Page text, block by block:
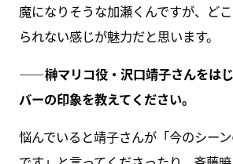
魔になりそうな加瀬くんですが、ど
られない感じが魅力だと思います。
――榊マリコ役・沢口靖子さんをは
バーの印象を教えてください。
悩んでいると靖子さんが「今のシー